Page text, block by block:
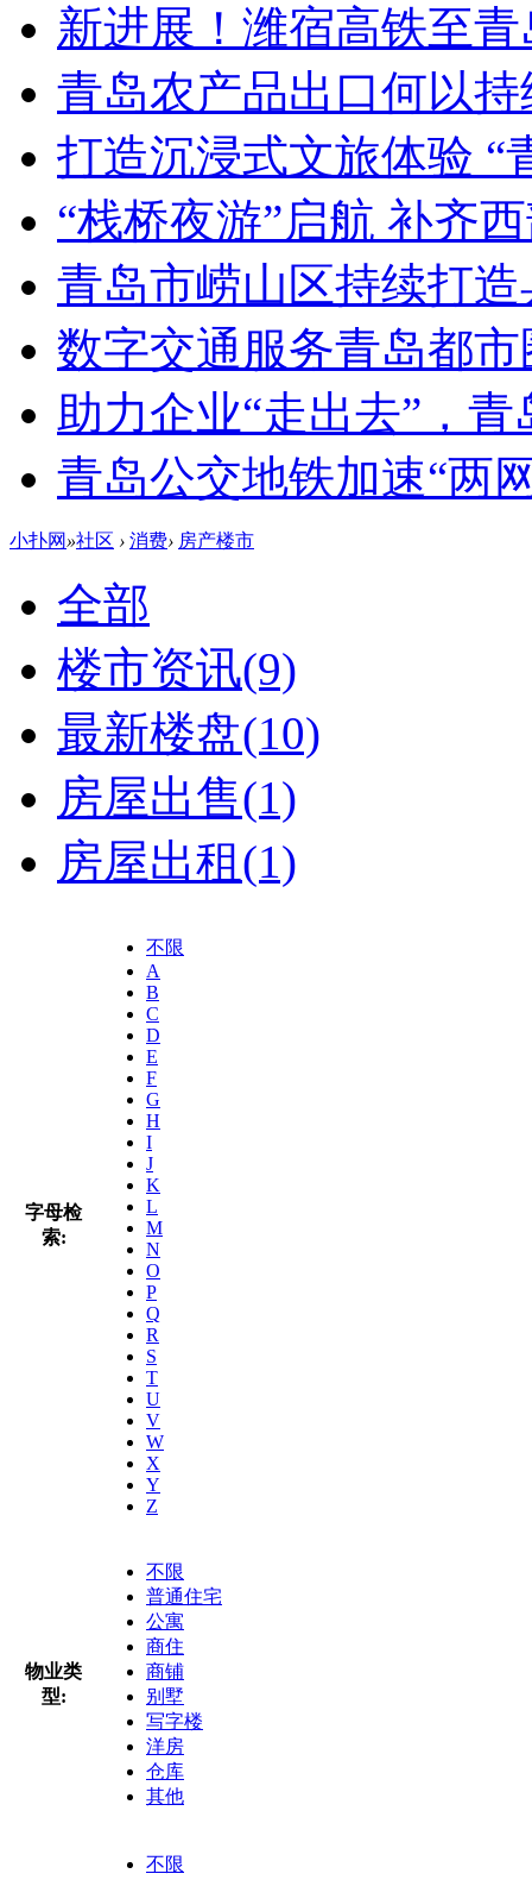
新进展！潍宿高铁至
青岛农产品出口何以持
打造沉浸式文旅体验 “
“栈桥夜游”启航 补齐
青岛市崂山区持续打
数字交通服务青岛都
助力企业“走出去”，
青岛公交地铁加速“两
小扑网 »社区 › 消费› 房产楼市
全部
楼市资讯(9)
最新楼盘(10)
房屋出售(1)
房屋出租(1)
字母检
索:
不限
A
B
C
D
E
F
G
H
I
J
K
L
M
N
O
P
Q
R
S
T
U
V
W
X
Y
Z
物业类
型:
不限
普通住宅
公寓
商住
商铺
别墅
写字楼
洋房
仓库
其他
不限